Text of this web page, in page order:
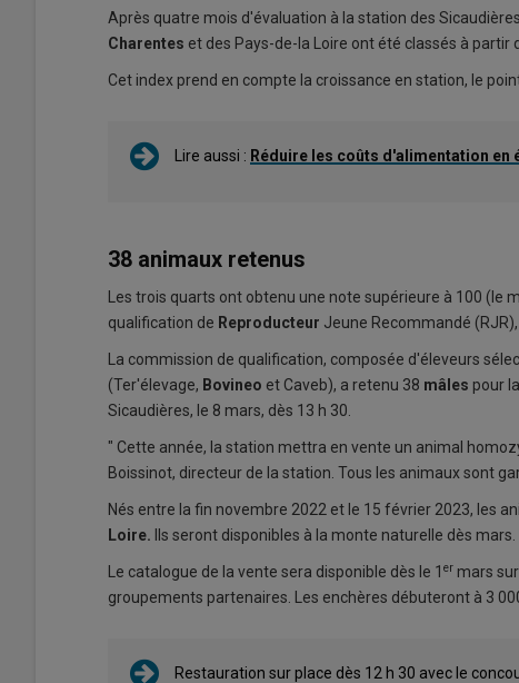
Après quatre mois d'évaluation à la station des
Charentes et des Pays-de-la Loire ont été classés à partir
Cet index prend en compte la croissance en station, le
Lire aussi : Réduire les coûts d'alimentation en
38 animaux retenus
Les trois quarts ont obtenu une note supérieure à 100 (le
qualification de Reproducteur Jeune Recommandé
La commission de qualification, composée d'éleveurs
(Ter'élevage, Bovineo et Caveb), a retenu 38 mâles pour
Sicaudières, le 8 mars, dès 13 h 30.
" Cette année, la station mettra en vente un animal
Boissinot, directeur de la station. Tous les animaux sont
Nés entre la fin novembre 2022 et le 15 février 2023, les
Loire.
Ils seront disponibles à la monte naturelle dès mars.
Le catalogue de la vente sera disponible dès le 1 er mars
groupements partenaires. Les enchères débuteront à 3
Restauration sur place dès 12 h 30 avec le